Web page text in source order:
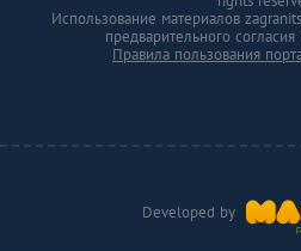
Developed by
Использование материалов
предварительного
Правила пользования